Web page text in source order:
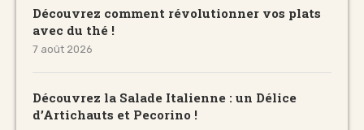
Découvrez comment révolutionner vos plats
avec du thé !
7 août 2026
Découvrez la Salade Italienne : un Délice
d’Artichauts et Pecorino !